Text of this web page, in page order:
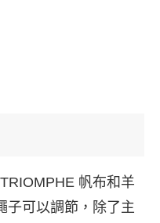
帆布和羊
子可以調節，除了主